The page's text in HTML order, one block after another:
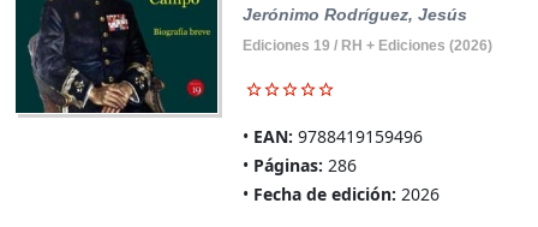
Jerónimo Rodríguez, Jesús
Ediciones 19 / RH + Ediciones (2026)
EAN: 9788419159496
Páginas: 286
Fecha de edición: 2026